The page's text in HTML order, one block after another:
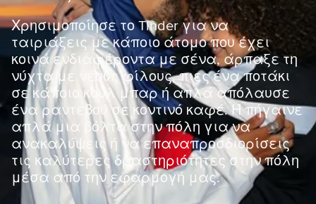
e
r
Χρησιμοποίησε το Tinder για να
ταιριάξεις με κάποιο άτομο που έχει
κοινά ενδιαφέροντα με σένα, άρπαξε τη
νύχτα με νέους φίλους, πιες ένα ποτάκι
σε κάποιο κουλ μπαρ ή απλά απόλαυσε
ένα ραντεβού σε κοντινό καφέ. Ή πήγαινε
απλά μια βόλτα στην πόλη για να
ανακαλύψεις ή να επαναπροσδιορίσεις
τις καλύτερες δραστηριότητες στην πόλη
μέσα από την εφαρμογή μας.